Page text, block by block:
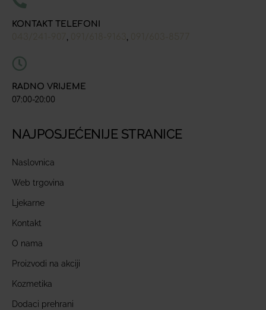
KONTAKT TELEFONI
, ,
RADNO VRIJEME
07:00-20:00
NAJPOSJEĆENIJE STRANICE
Naslovnica
Web trgovina
Ljekarne
Kontakt
O nama
Proizvodi na akciji
Kozmetika
Dodaci prehrani